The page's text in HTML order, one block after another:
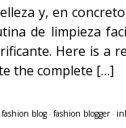
y, en
de limpieza
Here is a
the complete […]
fashion blog · fashion blogger·